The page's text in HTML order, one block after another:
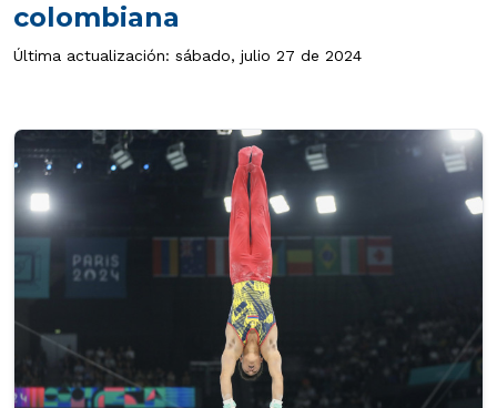
colombiana
Última actualización: sábado, julio 27 de 2024